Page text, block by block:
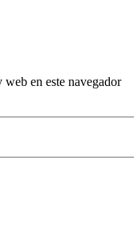
en este navegador